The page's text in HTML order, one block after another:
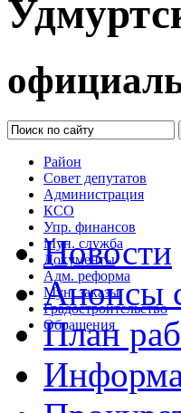
Район
Совет депутатов
Администрация
КСО
Упр. финансов
Мун. служба
Документы
Адм. реформа
Мун. заказы
Градостроительство
Обращения
Новости
Анонсы
План